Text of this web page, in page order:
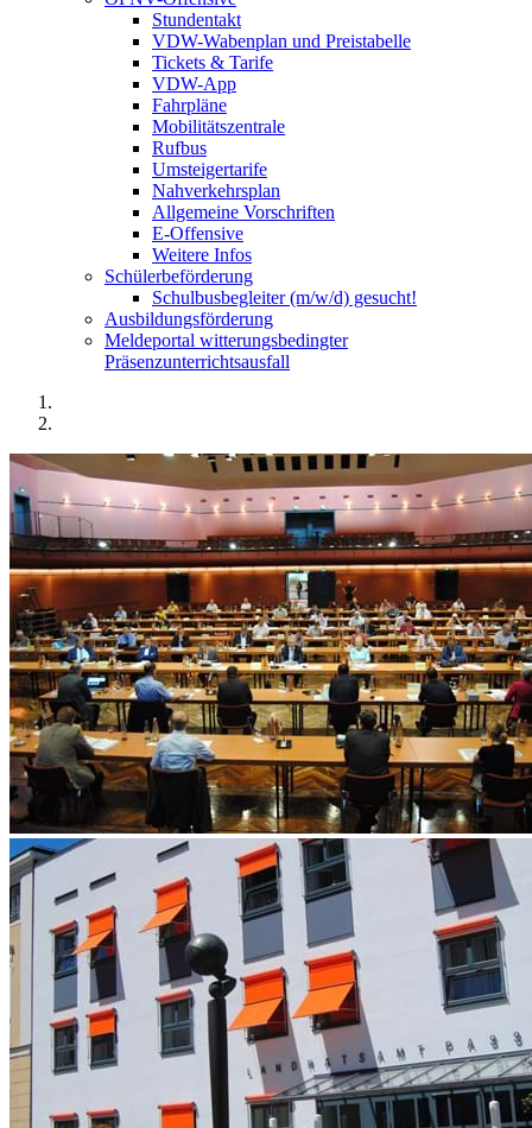
Stundentakt
VDW-Wabenplan und Preistabelle
Tickets & Tarife
VDW-App
Fahrpläne
Mobilitätszentrale
Rufbus
Umsteigertarife
Nahverkehrsplan
Allgemeine Vorschriften
E-Offensive
Weitere Infos
Schülerbeförderung
Schulbusbegleiter (m/w/d) gesucht!
Ausbildungsförderung
Meldeportal witterungsbedingter
Präsenzunterrichtsausfall